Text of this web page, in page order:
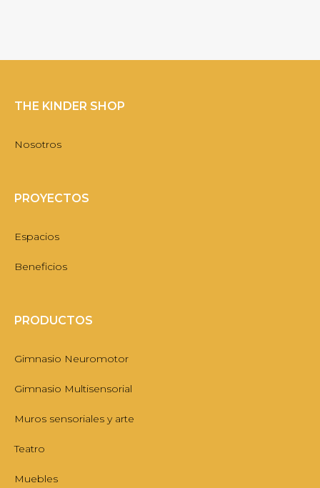
THE KINDER SHOP
Nosotros
PROYECTOS
Espacios
Beneficios
PRODUCTOS
Gimnasio Neuromotor
Gimnasio Multisensorial
Muros sensoriales y arte
Teatro
Muebles